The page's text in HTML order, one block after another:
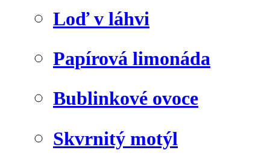
Loď v láhvi
Papírová limonáda
Bublinkové ovoce
Skvrnitý motýl